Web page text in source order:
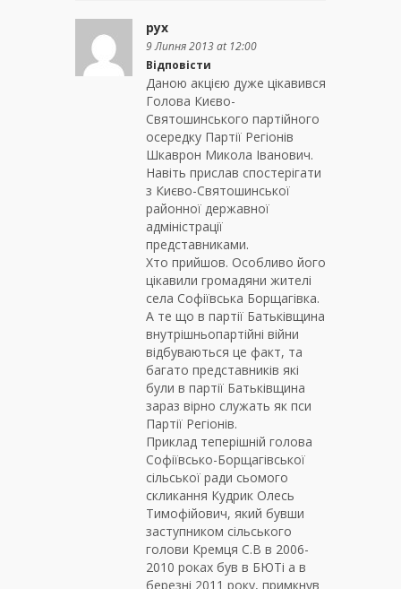
рух
9 Липня 2013 at 12:00
Відповісти
Даною акцією дуже цікавився
Голова Києво-
Святошинського партійного
осередку Партії Регіонів
Шкаврон Микола Іванович.
Навіть прислав спостерігати
з Києво-Святошинської
районної державної
адміністрації
представниками.
Хто прийшов. Особливо його
цікавили громадяни жителі
села Софіївська Борщагівка.
А те що в партії Батьківщина
внутрішньопартійні війни
відбуваються це факт, та
багато представників які
були в партії Батьківщина
зараз вірно служать як пси
Партії Регіонів.
Приклад теперішній голова
Софіївсько-Борщагівської
сільської ради сьомого
скликання Кудрик Олесь
Тимофійович, який бувши
заступником сільського
голови Кремця С.В в 2006-
2010 роках був в БЮТі а в
березні 2011 року, примкнув